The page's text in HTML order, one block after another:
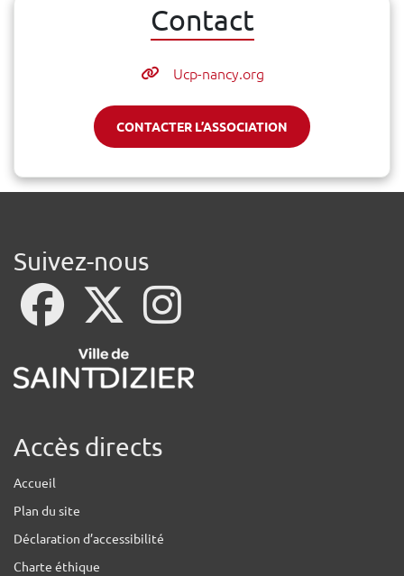
Contact
Ucp-nancy.org
CONTACTER L’ASSOCIATION
Suivez-nous
Accès directs
Accueil
Plan du site
Déclaration d’accessibilité
Charte éthique